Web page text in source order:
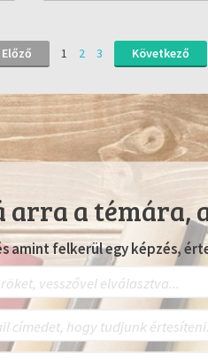
Előző 1 2 3 Következő
a témára,
amint felkerül egy képzés,